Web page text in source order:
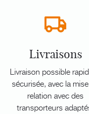
Livraisons
Livraison possible
sécurisée, avec la
relation avec des
transporteurs